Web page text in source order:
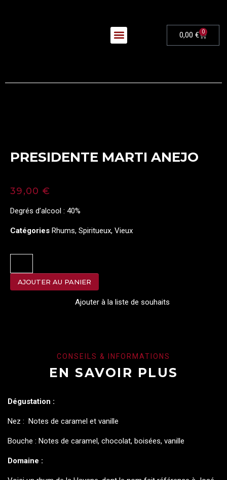
0,00 € 0
PRESIDENTE MARTI ANEJO
39,00€
Degrés d’alcool : 40%
Catégories Rhums, Spiritueux, Vieux
AJOUTER AU PANIER
Ajouter à la liste de souhaits
CONSEILS & INFORMATIONS
EN SAVOIR PLUS
Dégustation :
Nez : Notes de caramel et vanille
Bouche : Notes de caramel, chocolat, boisées, vanille
Domaine :